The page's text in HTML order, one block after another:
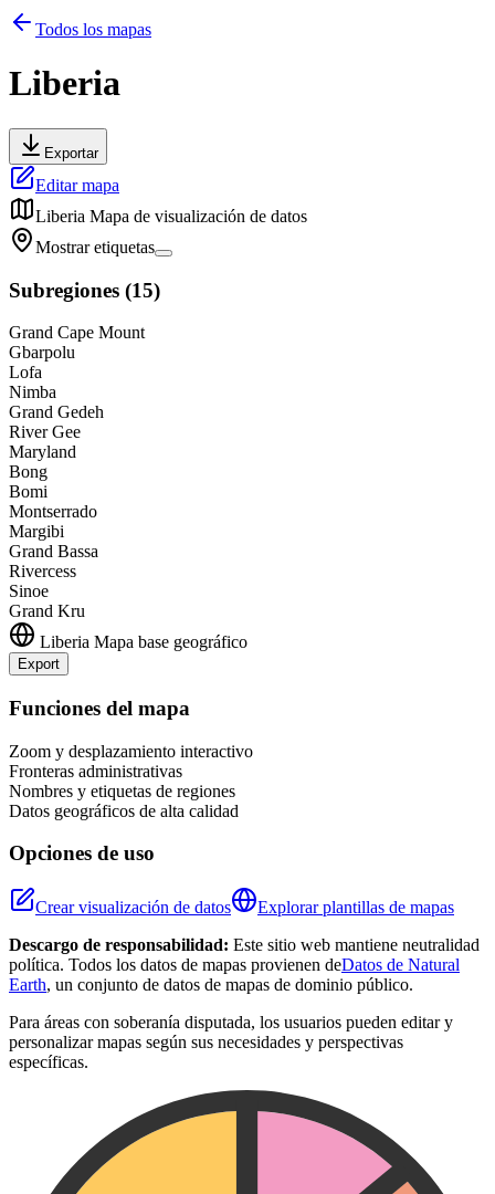
Todos los mapas
Liberia
Exportar
Editar mapa
Liberia Mapa de visualización de datos
Mostrar etiquetas
Subregiones (15)
Grand Cape Mount
Gbarpolu
Lofa
Nimba
Grand Gedeh
River Gee
Maryland
Bong
Bomi
Montserrado
Margibi
Grand Bassa
Rivercess
Sinoe
Grand Kru
Liberia Mapa base geográfico
Export
+
Funciones del mapa
Zoom y desplazamiento interactivo
Fronteras administrativas
Nombres y etiquetas de regiones
Datos geográficos de alta calidad
Opciones de uso
Crear visualización de datos
Explorar plantillas de mapas
Descargo de responsabilidad: Este sitio web mantiene neutralidad
política. Todos los datos de mapas provienen deDatos de Natural
Earth, un conjunto de datos de mapas de dominio público.
Para áreas con soberanía disputada, los usuarios pueden editar y
personalizar mapas según sus necesidades y perspectivas
específicas.